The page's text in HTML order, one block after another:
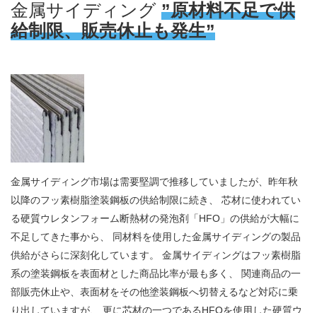
金属サイディング ”原材料不足で供
給制限、販売休止も発生”
金属サイディング市場は需要堅調で推移していましたが、昨年秋
以降のフッ素樹脂塗装鋼板の供給制限に続き、 芯材に使われてい
る硬質ウレタンフォーム断熱材の発泡剤「HFO」の供給が大幅に
不足してきた事から、 同材料を使用した金属サイディングの製品
供給がさらに深刻化しています。 金属サイディングはフッ素樹脂
系の塗装鋼板を表面材とした商品比率が最も多く、 関連商品の一
部販売休止や、表面材をその他塗装鋼板へ切替えるなど対応に乗
り出していますが、 更に芯材の一つであるHFOを使用した硬質ウ